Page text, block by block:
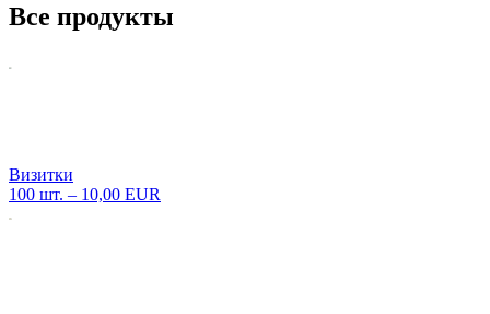
Все продукты
Визитки
100 шт. – 10,00 EUR